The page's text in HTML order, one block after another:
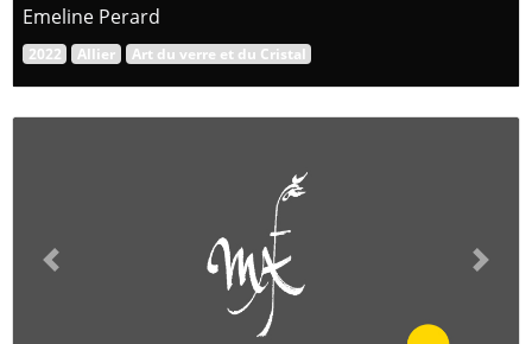
Emeline Perard
2022 Allier Art du verre et du Cristal
Previous Next